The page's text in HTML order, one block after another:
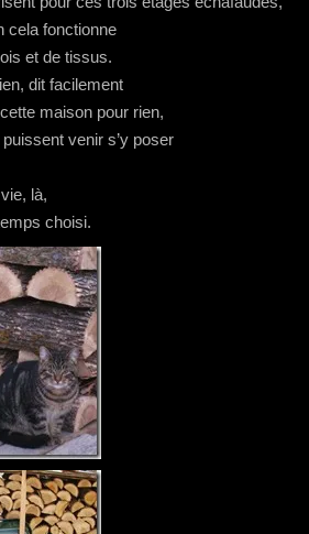
cela fonctionne
et de tissus.
dit facilement
maison pour rien,
venir s’y poser
là,
choisi.